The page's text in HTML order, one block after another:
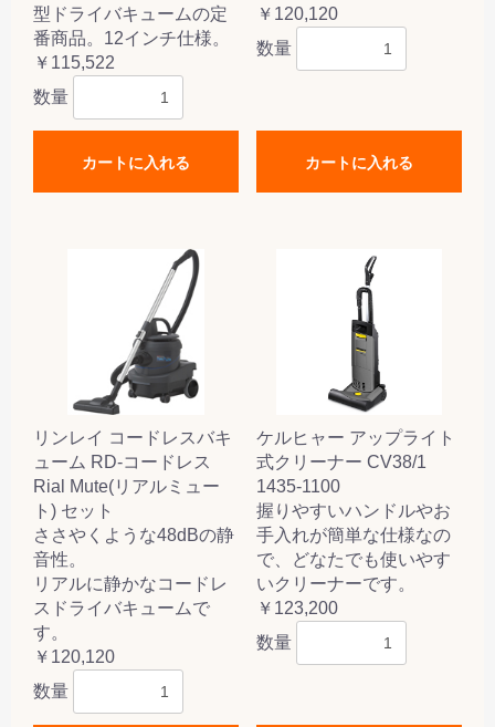
型ドライバキュームの定
番商品。12インチ仕様。
￥115,522
数量
カートに入れる
￥120,120
数量
カートに入れる
リンレイ コードレスバキ
ューム RD-コードレス
Rial Mute(リアルミュー
ト) セット
ささやくような48dBの静
音性。
リアルに静かなコードレ
スドライバキュームで
す。
￥120,120
数量
ケルヒャー アップライト
式クリーナー CV38/1
1435-1100
握りやすいハンドルやお
手入れが簡単な仕様なの
で、どなたでも使いやす
いクリーナーです。
￥123,200
数量